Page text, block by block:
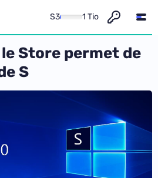
S3 1 Tio
Store permet de
S